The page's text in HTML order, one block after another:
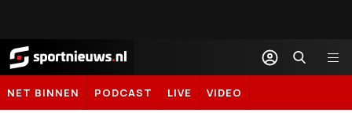
Sportnieuws.nl
NET BINNEN PODCAST LIVE VIDEO